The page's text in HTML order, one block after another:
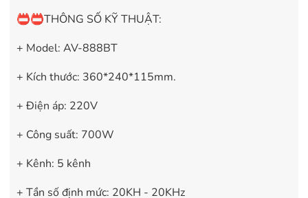
📛📛THÔNG SỐ KỸ THUẬT:
+ Model: AV-888BT
+ Kích thước: 360*240*115mm.
+ Điện áp: 220V
+ Công suất: 700W
+ Kênh: 5 kênh
+ Tần số định mức: 20KH - 20KHz